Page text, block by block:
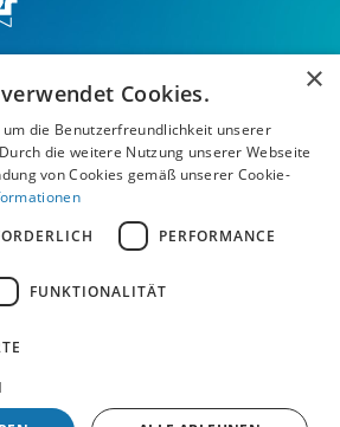
×
Cookies.
um die Benutzerfreundlichkeit unserer
die weitere Nutzung unserer Webseite
von Cookies gemäß unserer Cookie-
PERFORMANCE
FUNKTIONALITÄT